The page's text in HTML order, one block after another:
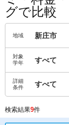
地域 新庄市
対象
学年
すべて
詳細
条件
すべて
検索結果9件